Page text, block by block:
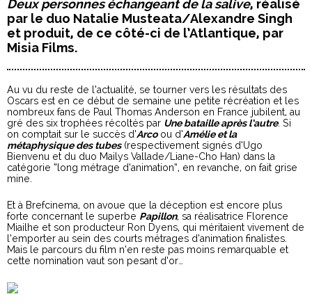
Deux personnes échangeant de la salive, réalisé
par le duo Natalie Musteata/Alexandre Singh
et produit, de ce côté-ci de l’Atlantique, par
Misia Films.
Au vu du reste de l’actualité, se tourner vers les résultats des
Oscars est en ce début de semaine une petite récréation et les
nombreux fans de Paul Thomas Anderson en France jubilent, au
gré des six trophées récoltés par Une bataille après l’autre. Si
on comptait sur le succès d’Arcoou d’Amélie et la
métaphysique des tubes(respectivement signés d’Ugo
Bienvenu et du duo Mailys Vallade/Liane-Cho Han) dans la
catégorie “long métrage d’animation”, en revanche, on fait grise
mine.
Et à Brefcinema, on avoue que la déception est encore plus
forte concernant le superbe Papillon, sa réalisatrice Florence
Miailhe et son producteur Ron Dyens, qui méritaient vivement de
l’emporter au sein des courts métrages d’animation finalistes.
Mais le parcours du film n’en reste pas moins remarquable et
cette nomination vaut son pesant d’or…